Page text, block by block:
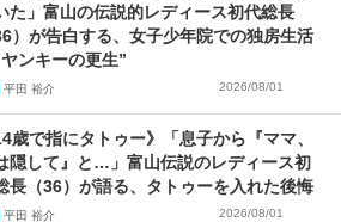
た」富山の伝説的レディース初代総長
）が告白する、女子少年院での独房生活
ヤンキーの更生”
平田 裕介 2026/08/01
歳で指にタトゥー》「息子から『ママ、
隠して』と…」富山伝説のレディース初
長（36）が語る、タトゥーを入れた後悔
平田 裕介 2026/08/01